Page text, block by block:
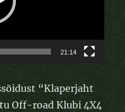
21:14
“Klaperjaht
Off-road Klubi 4X4